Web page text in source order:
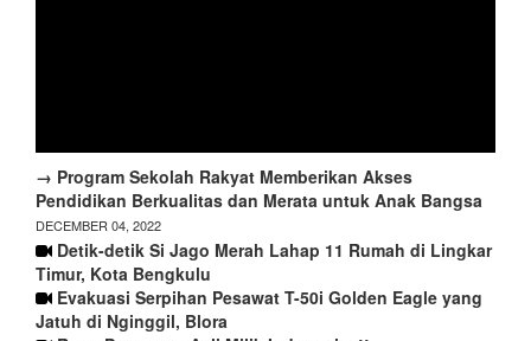
→ Program Sekolah Rakyat Memberikan Akses
Pendidikan Berkualitas dan Merata untuk Anak Bangsa
DECEMBER 04, 2022
Detik-detik Si Jago Merah Lahap 11 Rumah di Lingkar
Timur, Kota Bengkulu
Evakuasi Serpihan Pesawat T-50i Golden Eagle yang
Jatuh di Nginggil, Blora